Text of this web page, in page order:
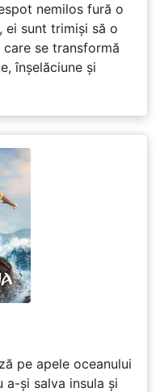
nemilos fură o
ei sunt trimiși să o
se transformă
înșelăciune și
pe apele oceanului
a-și salva insula și